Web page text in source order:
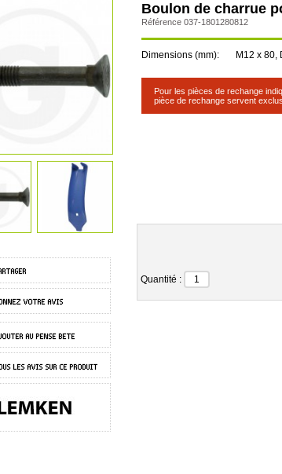
Boulon de charrue
Référence 037-1801280812
Dimensions (mm): M12 x 80,
Pour les pièces de rechange
pièce de rechange servent
Quantité :